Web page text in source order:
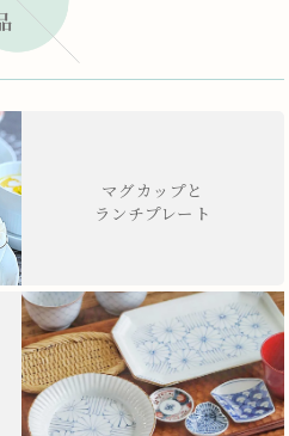
マグカップと
ランチプレート